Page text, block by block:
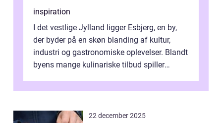
inspiration
I det vestlige Jylland ligger Esbjerg, en by,
der byder på en skøn blanding af kultur,
industri og gastronomiske oplevelser. Blandt
byens mange kulinariske tilbud spiller
22 december 2025